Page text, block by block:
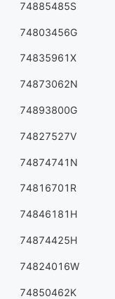
74885485S
74803456G
74835961X
74873062N
74893800G
74827527V
74874741N
74816701R
74846181H
74874425H
74824016W
74850462K